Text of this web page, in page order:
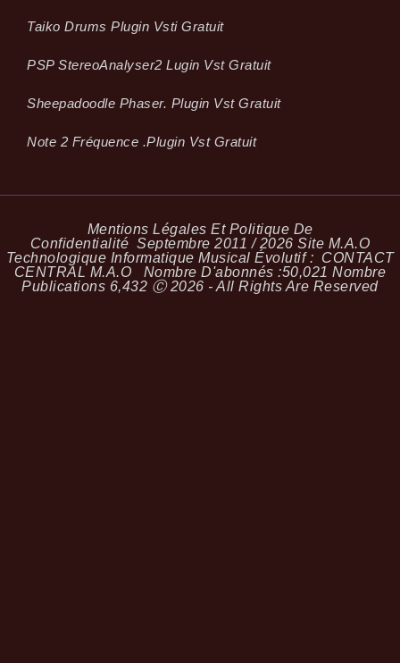
Taiko Drums Plugin Vsti Gratuit
PSP StereoAnalyser2 Lugin Vst Gratuit
Sheepadoodle Phaser. Plugin Vst Gratuit
Note 2 Fréquence .plugin Vst Gratuit
Mentions Légales Et Politique De
Confidentialité Septembre 2011 / 2026 Site M.A.O
Technologique Informatique Musical Évolutif : CONTACT
CENTRAL M.A.O Nombre D'abonnés :50,021 Nombre
Publications 6,432 Ⓒ 2026 - All Rights Are Reserved